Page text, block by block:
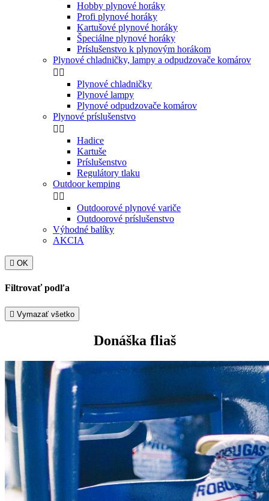
Hobby plynové horáky
Profi plynové horáky
Kartušové plynové horáky
Špeciálne plynové horáky
Príslušenstvo k plynovým horákom
Plynové chladničky, lampy a odpudzovače komárov
 
Plynové chladničky
Plynové lampy
Plynové odpudzovače komárov
Plynové príslušenstvo
 
Hadice
Kartuše
Príslušenstvo
Regulátory tlaku
Outdoor kemping
 
Outdoorové plynové variče
Outdoorové príslušenstvo
Výhodné balíky
AKCIA
 OK
Filtrovať podľa
 Vymazať všetko
Donáška fliaš